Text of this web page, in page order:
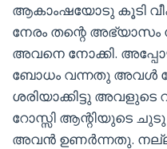
ആകാംഷയോടു കൂടി
നേരം തന്റെ അഭ്യാസം
അവനെ നോക്കി.
ബോധം വന്നതു അവൾ
ശരിയാക്കിട്ടു അവളുടെ
റോസ്സി ആന്റിയുടെ ചുടു
അവൻ ഉണർന്നതു. നല്ല